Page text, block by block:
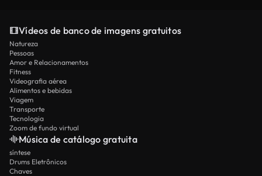
Vídeos de banco de imagens gratuitos
Natureza
Pessoas
Amor e Relacionamentos
Fitness
Videografia aérea
Alimentos e bebidas
Viagem
Transporte
Tecnologia
Zoom de fundo virtual
Música de catálogo gratuita
síntese
Drums Eletrônicos
Chaves